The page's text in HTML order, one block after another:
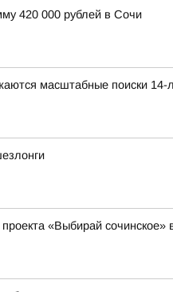
420 000 рублей в Сочи
масштабные поиски
«Выбирай